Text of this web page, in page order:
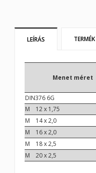
LEÍRÁS
Menet méret
DIN376 6G
M 12 x 1,75
M 14 x 2,0
M 16 x 2,0
M 18 x 2,5
M 20 x 2,5